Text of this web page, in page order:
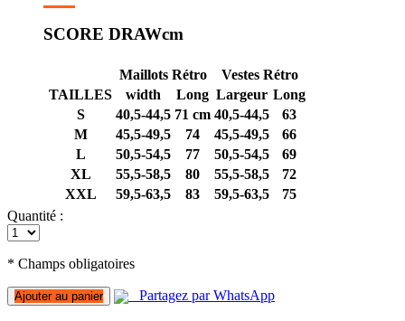
SCORE DRAWcm
Maillots Rétro
Vestes Rétro
TAILLES
width Long Largeur Long
S
40,5-44,5 71 cm 40,5-44,5
63
M
45,5-49,5 74 45,5-49,5
66
L
50,5-54,5 77 50,5-54,5
69
XL
55,5-58,5 80 55,5-58,5
72
XXL
59,5-63,5 83 59,5-63,5
75
Quantité :
* Champs obligatoires
Ajouter au panier Partagez par WhatsApp